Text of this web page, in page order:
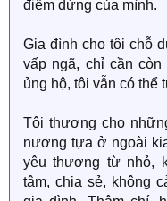
điểm dừng của mình.
Gia đình cho tôi chỗ
vấp ngã, chỉ cần
ủng hộ, tôi vẫn có
Tôi thương cho
nương tựa ở ngoài
yêu thương từ nhỏ,
tâm, chia sẻ, không